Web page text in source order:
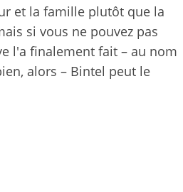
et la famille plutôt que la
si vous ne pouvez pas
l'a finalement fait – au nom
alors – Bintel peut le